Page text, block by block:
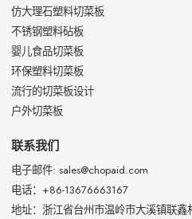
仿大理石塑料切菜板
不锈钢塑料砧板
婴儿食品切菜板
环保塑料切菜板
流行的切菜板设计
户外切菜板
联系我们
电子邮件: sales@chopaid.com
电话：+86-13676663167
地址：浙江省台州市温岭市大溪镇联鑫